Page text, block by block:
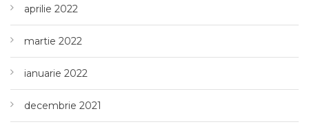
aprilie 2022
martie 2022
ianuarie 2022
decembrie 2021